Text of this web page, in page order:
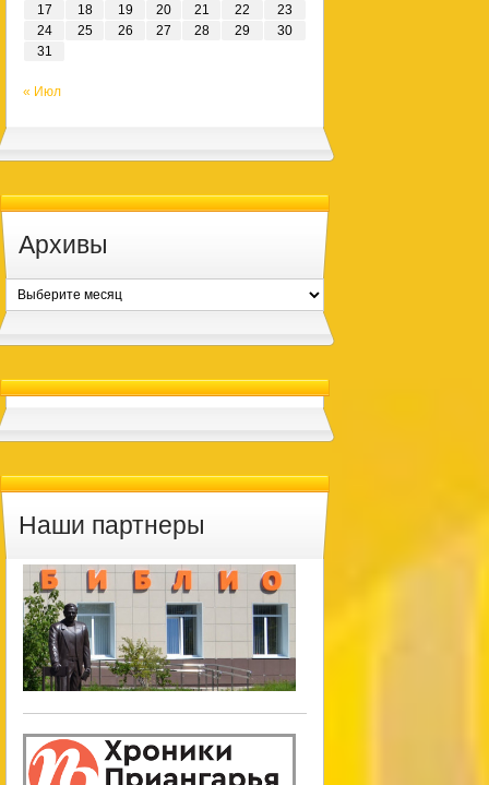
17 18 19 20 21 22
23
24
25 26 27 28 29
30
31
« Июл
Архивы
Архивы
Наши партнеры